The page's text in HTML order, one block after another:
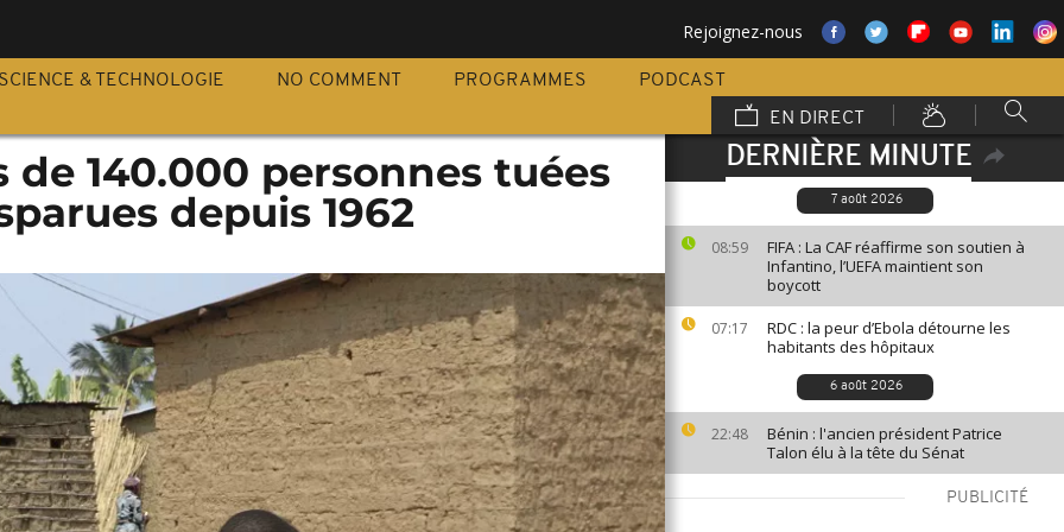
Rejoignez-nous
SCIENCE & TECHNOLOGIE NO COMMENT PROGRAMMES
PODCAST
EN DIRECT
DERNIÈRE MINUTE
7 août 2026
08:59
FIFA : La CAF réaffirme son soutien à
Infantino, l’UEFA maintient son
boycott
07:17
RDC : la peur d’Ebola détourne les
habitants des hôpitaux
6 août 2026
22:48
Bénin : l'ancien président Patrice
Talon élu à la tête du Sénat
PUBLICITÉ
de 140.000 personnes tuées
depuis 1962